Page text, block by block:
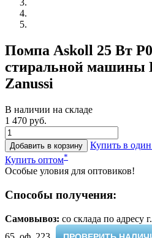
Помпа Askoll 25 Вт
стиральной машины
Zanussi
В наличии на складе
1 470 руб.
Добавить в корзину
Купить в
Купить оптом*
Особые уловия для оптовиков!
Способы получения:
Самовывоз: cо склада по адресу